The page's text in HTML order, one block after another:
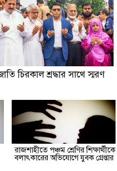
চিরকাল শ্রদ্ধার সাথে স্মরণ
রাজশাহীতে পঞ্চম শ্রেণির শিক্ষার্থীকে
বলাৎকারের অভিযোগে যুবক গ্রেপ্তার